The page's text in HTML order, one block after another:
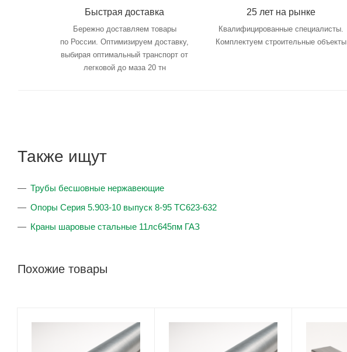
Быстрая доставка
Бережно доставляем товары
по России. Оптимизируем доставку,
выбирая оптимальный транспорт от
легковой до маза 20 тн
25 лет на рынке
Квалифицированные специалисты.
Комплектуем строительные объекты
Также ищут
Трубы бесшовные нержавеющие
Опоры Серия 5.903-10 выпуск 8-95 ТС623-632
Краны шаровые стальные 11лс645пм ГАЗ
Похожие товары